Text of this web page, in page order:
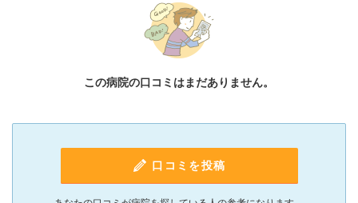
この病院の口コミはまだありません。
口コミを投稿